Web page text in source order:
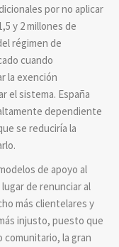
por no aplicar
y 2 millones de
régimen de
cuando
la exención
el sistema. España
dependiente
se reduciría la
de apoyo al
de renunciar al
más clientelares y
injusto, puesto que
comunitario, la gran